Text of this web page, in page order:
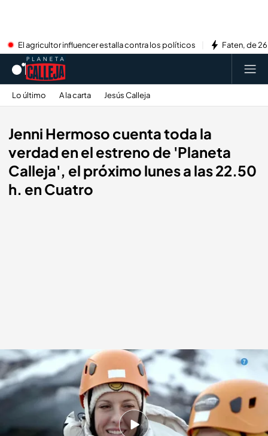
El agricultor influencer estalla contra los políticos Faten, de
Lo último A la carta Jesús Calleja
Jenni Hermoso cuenta toda la
verdad en el estreno de 'Planeta
Calleja', el próximo lunes a las 22.50
h. en Cuatro
Jenni Hermoso cuenta toda la verdad en el estreno de 'Planeta Calleja', el
próximo lunes a las 22.50 h. en Cuatro
Planeta Calleja
11 ENE 2024 - 22:39h.